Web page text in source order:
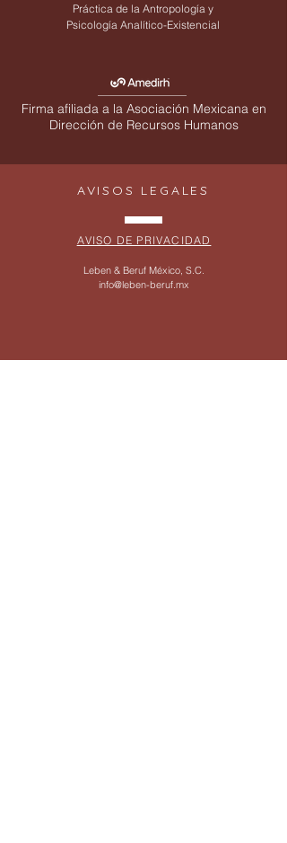
Práctica de la Antropología y
Psicología Analítico-Existencial
Firma afiliada a la Asociación Mexicana en
Dirección de Recursos Humanos
AVISOS LEGALES
AVISO DE PRIVACIDAD
Leben & Beruf México, S.C.
info@leben-beruf.mx